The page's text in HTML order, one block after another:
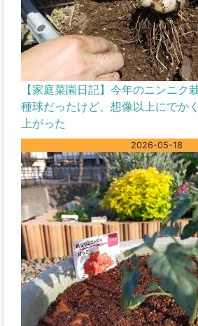
【家庭菜園日記】今年のニンニク
種球だったけど、想像以上にでか
上がった
2026-05-18